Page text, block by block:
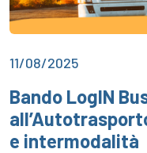
11/08/2025
Bando LogIN
e intermodalità